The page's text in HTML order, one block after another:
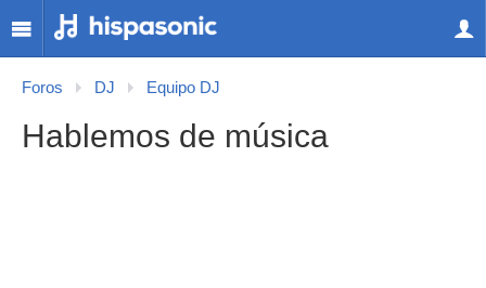
Foros DJ Equipo DJ
Hablemos de música